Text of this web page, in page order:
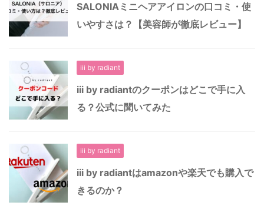
SALONIAミニヘアアイロンの口コミ・使
いやすさは？【美容師が徹底レビュー】
iii by radiant
iii by radiantのクーポンはどこで手に入
る？公式に聞いてみた
iii by radiant
iii by radiantはamazonや楽天でも購入で
きるのか？